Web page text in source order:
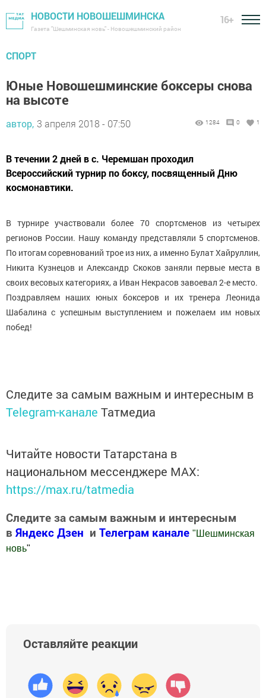
НОВОСТИ НОВОШЕШМИНСКА
Газета "Шешминская новь" - Новошешминский район
16+
СПОРТ
Юные Новошешминские боксеры снова
на высоте
автор, 3 апреля 2018 - 07:50 1284 0 1
В течении 2 дней в с. Черемшан проходил
Всероссийский турнир по боксу, посвященный Дню
космонавтики.
В турнире участвовали более 70 спортсменов из четырех
регионов России. Нашу команду представляли 5 спортсменов.
По итогам соревнований трое из них, а именно Булат Хайруллин,
Никита Кузнецов и Александр Скоков заняли первые места в
своих весовых категориях, а Иван Некрасов завоевал 2-е место.
Поздравляем наших юных боксеров и их тренера Леонида
Шабалина с успешным выступлением и пожелаем им новых
побед!
Следите за самым важным и интересным в
Telegram-канале Татмедиа
Читайте новости Татарстана в
национальном мессенджере MАХ:
https://max.ru/tatmedia
Следите за самым важным и интересным
в Яндекс Дзен и Телеграм канале " Шешминская
новь"
Оставляйте реакции